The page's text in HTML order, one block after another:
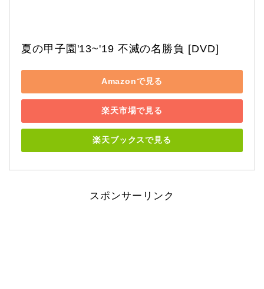
夏の甲子園'13~'19 不滅の名勝負 [DVD]
Amazonで見る
楽天市場で見る
楽天ブックスで見る
スポンサーリンク